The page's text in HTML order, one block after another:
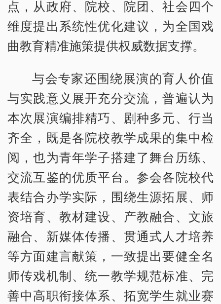
点，从政府、院校、院团、社会四个
维度提出系统性优化建议，为全国戏
曲教育精准施策提供权威数据支撑。
与会专家还围绕展演的育人价值
与实践意义展开充分交流，普遍认为
本次展演编排精巧、剧种多元、行当
齐全，既是各院校教学成果的集中检
阅，也为青年学子搭建了舞台历练、
交流互鉴的优质平台。参会各院校代
表结合办学实际，围绕生源拓展、师
资培育、教材建设、产教融合、文旅
融合、新媒体传播、贯通式人才培养
等方面建言献策，一致提出要健全名
师传戏机制、统一教学规范标准、完
善中高职衔接体系、拓宽学生就业赛